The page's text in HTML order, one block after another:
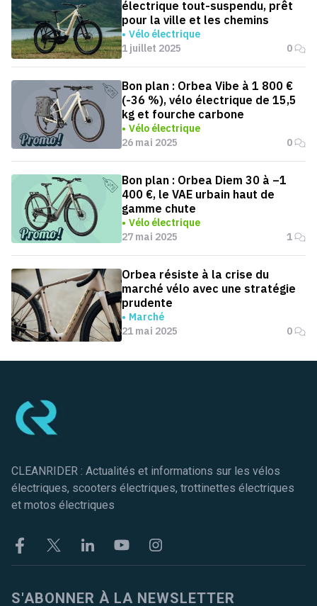
électrique tout-suspendu, prêt
pour la ville et les chemins
Vélo électrique
1 juillet 2025
0
Bon plan : Orbea Vibe à 1 800 €
(-36 %), vélo électrique de 15,5
kg et fourche carbone
Vélo électrique
26 mai 2025
0
Bon plan : Orbea Diem 30 à –1
400 €, le VAE urbain haut de
gamme chute
Vélo électrique
27 mai 2025
1
Orbea résiste à la crise du
marché vélo avec une stratégie
prudente
Marché
21 mai 2025
0
CLEANRIDER : Actualités et informations sur les vélos
électriques, scooters électriques, trottinettes électriques
et motos électriques
FacebookTwitter LinkekinYoutubeInstagram
S'ABONNER À LA NEWSLETTER